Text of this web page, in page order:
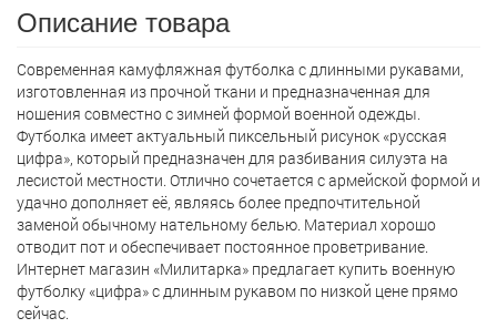
Описание товара
Современная камуфляжная футболка с длинными рукавами,
изготовленная из прочной ткани и предназначенная для
ношения совместно с зимней формой военной одежды.
Футболка имеет актуальный пиксельный рисунок «русская
цифра», который предназначен для разбивания силуэта на
лесистой местности. Отлично сочетается с армейской формой и
удачно дополняет её, являясь более предпочтительной
заменой обычному нательному белью. Материал хорошо
отводит пот и обеспечивает постоянное проветривание.
Интернет магазин «Милитарка» предлагает кyпить военную
футболку «цифра» с длинным рукавом по низкой цене прямо
сейчас.